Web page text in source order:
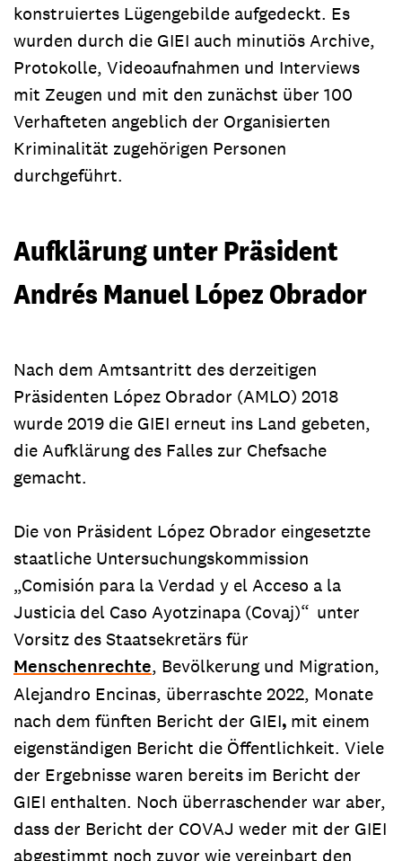
konstruiertes Lügengebilde aufgedeckt. Es
wurden durch die GIEI auch minutiös Archive,
Protokolle, Videoaufnahmen und Interviews
mit Zeugen und mit den zunächst über 100
Verhafteten angeblich der Organisierten
Kriminalität zugehörigen Personen
durchgeführt.
Aufklärung unter Präsident
Andrés Manuel López Obrador
Nach dem Amtsantritt des derzeitigen
Präsidenten López Obrador (AMLO) 2018
wurde 2019 die GIEI erneut ins Land gebeten,
die Aufklärung des Falles zur Chefsache
gemacht.
Die von Präsident López Obrador eingesetzte
staatliche Untersuchungskommission
„Comisión para la Verdad y el Acceso a la
Justicia del Caso Ayotzinapa (Covaj)“ unter
Vorsitz des Staatsekretärs für
Menschenrechte, Bevölkerung und Migration,
Alejandro Encinas, überraschte 2022, Monate
nach dem fünften Bericht der GIEI, mit einem
eigenständigen Bericht die Öffentlichkeit. Viele
der Ergebnisse waren bereits im Bericht der
GIEI enthalten. Noch überraschender war aber,
dass der Bericht der COVAJ weder mit der GIEI
abgestimmt noch zuvor wie vereinbart den